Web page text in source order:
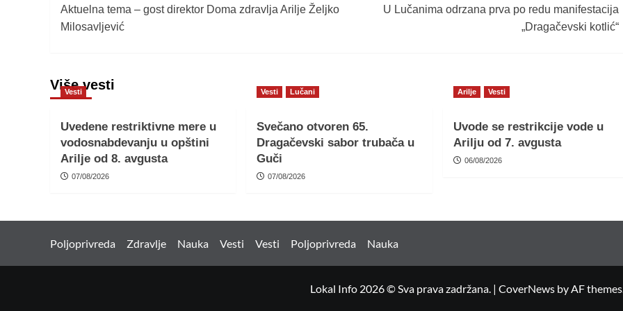
navigation
Aktuelna tema – gost direktor Doma zdravlja Arilje Željko
Milosavljević
U Lučanima odrzana prva po redu manifestacija
„Dragačevski kotlić“
Više vesti
Vesti
Uvedene restriktivne mere u
vodosnabdevanju u opštini
Arilje od 8. avgusta
07/08/2026
Vesti Lučani
Svečano otvoren 65.
Dragačevski sabor trubača u
Guči
07/08/2026
Arilje Vesti
Uvode se restrikcije vode u
Arilju od 7. avgusta
06/08/2026
Poljoprivreda Zdravlje Nauka Vesti Vesti Poljoprivreda Nauka
Lokal Info 2026 © Sva prava zadržana. | CoverNews by AF